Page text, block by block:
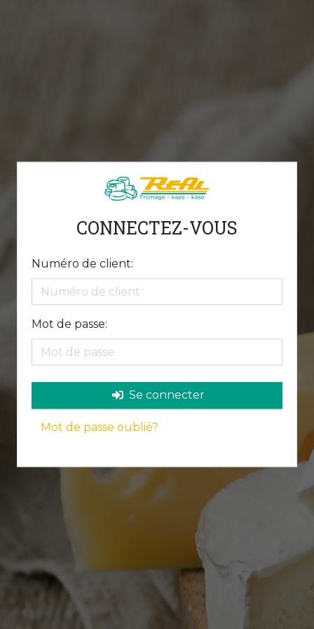
CONNECTEZ-VOUS
Numéro de client:
Mot de passe:
Se connecter
Mot de passe oublié?